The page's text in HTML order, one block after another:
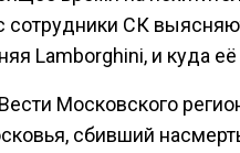
сотрудники СК
Lamborghini, и куда её
Московского
сбивший